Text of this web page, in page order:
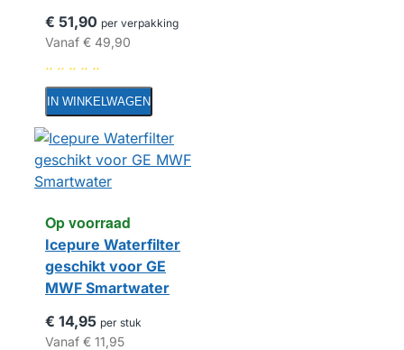
€ 51,90 per verpakking
Vanaf € 49,90
IN WINKELWAGEN
Op voorraad
Icepure Waterfilter
geschikt voor GE
MWF Smartwater
€ 14,95 per stuk
Vanaf € 11,95